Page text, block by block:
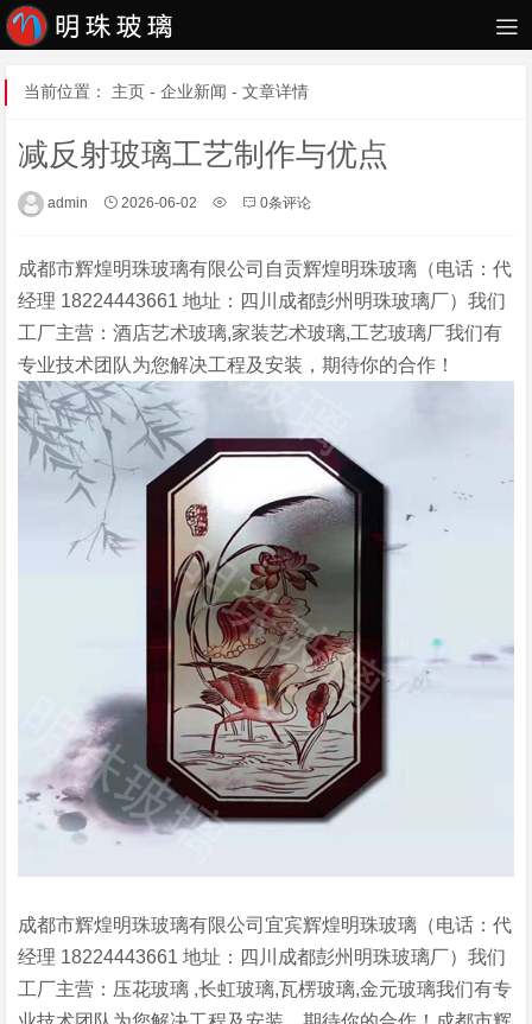
当前位置： 主页 - 企业新闻 - 文章详情
减反射玻璃工艺制作与优点
admin 2026-06-02 0条评论
成都市辉煌明珠玻璃有限公司自贡辉煌明珠玻璃（电话：代
经理 18224443661 地址：四川成都彭州明珠玻璃厂）我们
工厂主营：酒店艺术玻璃,家装艺术玻璃,工艺玻璃厂我们有
专业技术团队为您解决工程及安装，期待你的合作！
成都市辉煌明珠玻璃有限公司宜宾辉煌明珠玻璃（电话：代
经理 18224443661 地址：四川成都彭州明珠玻璃厂）我们
工厂主营：压花玻璃 ,长虹玻璃,瓦楞玻璃,金元玻璃我们有专